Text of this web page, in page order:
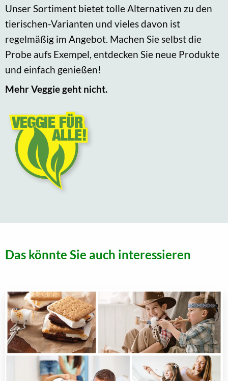
Unser Sortiment bietet tolle Alternativen zu den
tierischen-Varianten und vieles davon ist
regelmäßig im Angebot. Machen Sie selbst die
Probe aufs Exempel, entdecken Sie neue Produkte
und einfach genießen!
Mehr Veggie geht nicht.
Das könnte Sie auch interessieren